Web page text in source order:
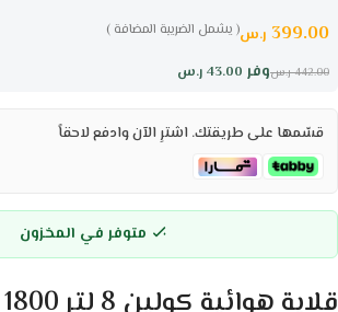
( يشمل الضريبة المضافة ) 399.00 ر.س
وفر 43.00 ر.س 442.00 ر.س
قسّمها على طريقتك. اشترِ الآن وادفع لاحقاً
متوفر في المخزون